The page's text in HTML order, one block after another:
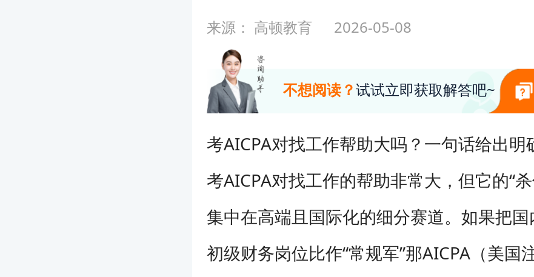
来源： 高顿教育 2026-05-08
不想阅读？试试立即获取解答吧~
考AICPA对找工作帮助大吗？一句话给出明
考AICPA对找工作的帮助非常大，但它的“
集中在高端且国际化的细分赛道。如果把国
初级财务岗位比作“常规军”那AICPA（美国